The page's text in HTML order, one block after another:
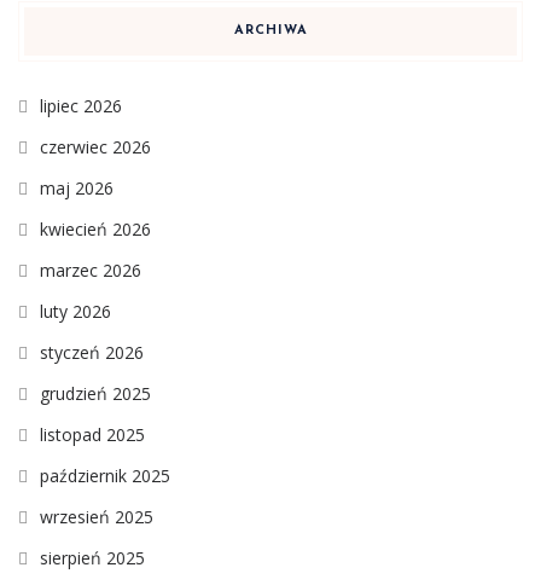
ARCHIWA
lipiec 2026
czerwiec 2026
maj 2026
kwiecień 2026
marzec 2026
luty 2026
styczeń 2026
grudzień 2025
listopad 2025
październik 2025
wrzesień 2025
sierpień 2025